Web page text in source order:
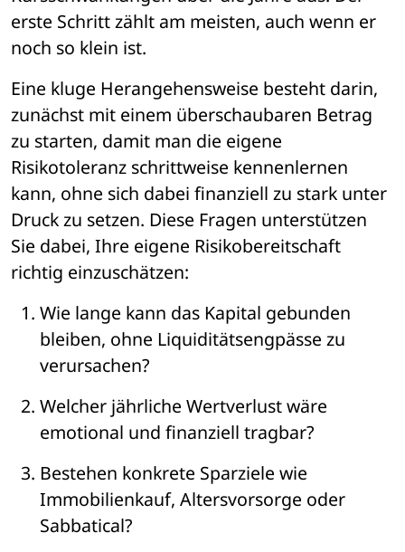
erste Schritt zählt am meisten, auch wenn er
noch so klein ist.
Eine kluge Herangehensweise besteht darin,
zunächst mit einem überschaubaren Betrag
zu starten, damit man die eigene
Risikotoleranz schrittweise kennenlernen
kann, ohne sich dabei finanziell zu stark unter
Druck zu setzen. Diese Fragen unterstützen
Sie dabei, Ihre eigene Risikobereitschaft
richtig einzuschätzen:
Wie lange kann das Kapital gebunden
bleiben, ohne Liquiditätsengpässe zu
verursachen?
Welcher jährliche Wertverlust wäre
emotional und finanziell tragbar?
Bestehen konkrete Sparziele wie
Immobilienkauf, Altersvorsorge oder
Sabbatical?